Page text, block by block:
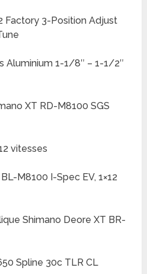
Factory 3-Position Adjust
Aluminium 1-1/8″ – 1-1/2″
XT RD-M8100 SGS
vitesses
M8100 I-Spec EV, 1×12
Shimano Deore XT BR-
Spline 30c TLR CL